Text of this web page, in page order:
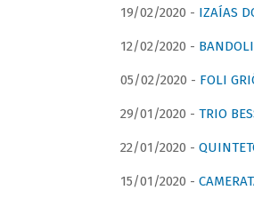
19/02/2020 - IZAÍAS
12/02/2020 -
05/02/2020 - FOLI
29/01/2020 - TRIO
22/01/2020 -
15/01/2020 -